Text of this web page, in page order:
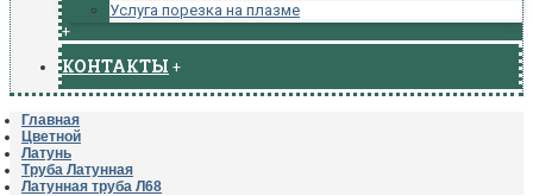
Услуга порезка на плазме
+
КОНТАКТЫ +
Главная
Цветной
Латунь
Труба Латунная
Латунная труба Л68